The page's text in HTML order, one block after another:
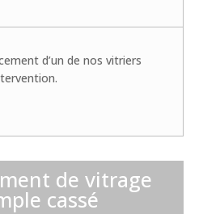
d’un de nos vitriers
de vitrage
cassé